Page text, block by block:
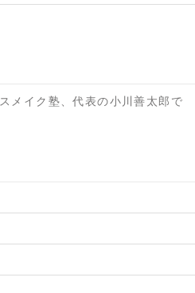
メイク塾、代表の小川善太郎で